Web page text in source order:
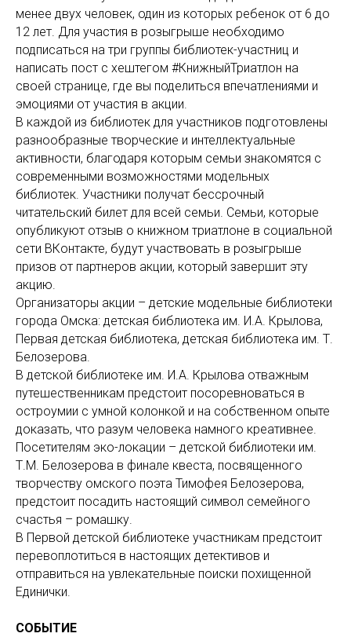
менее двух человек, один из которых ребенок от 6 до
12 лет. Для участия в розыгрыше необходимо
подписаться на три группы библиотек-участниц и
написать пост с хештегом #КнижныйТриатлон на
своей странице, где вы поделиться впечатлениями и
эмоциями от участия в акции.
В каждой из библиотек для участников подготовлены
разнообразные творческие и интеллектуальные
активности, благодаря которым семьи знакомятся с
современными возможностями модельных
библиотек. Участники получат бессрочный
читательский билет для всей семьи. Семьи, которые
опубликуют отзыв о книжном триатлоне в социальной
сети ВКонтакте, будут участвовать в розыгрыше
призов от партнеров акции, который завершит эту
акцию.
Организаторы акции – детские модельные библиотеки
города Омска: детская библиотека им. И.А. Крылова,
Первая детская библиотека, детская библиотека им. Т.
Белозерова.
В детской библиотеке им. И.А. Крылова отважным
путешественникам предстоит посоревноваться в
остроумии с умной колонкой и на собственном опыте
доказать, что разум человека намного креативнее.
Посетителям эко-локации – детской библиотеки им.
Т.М. Белозерова в финале квеста, посвященного
творчеству омского поэта Тимофея Белозерова,
предстоит посадить настоящий символ семейного
счастья – ромашку.
В Первой детской библиотеке участникам предстоит
перевоплотиться в настоящих детективов и
отправиться на увлекательные поиски похищенной
Единички.
СОБЫТИЕ